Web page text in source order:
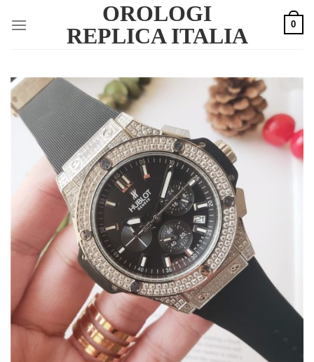
OROLOGI
REPLICA ITALIA
0